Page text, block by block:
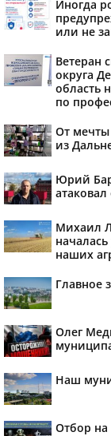
Иногда
или не
Ветеран
округа
область
по
От мечты
из
Юрий
Михаил
наших
Главное
Олег
Наш
Отбор на